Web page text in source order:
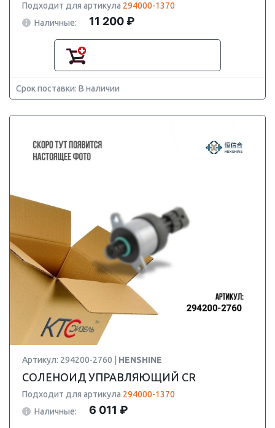
Подходит для артикула 294000-1370
Наличные:
11 200 ₽
Срок поставки: В наличии
Артикул: 294200-2760 | HENSHINE
СОЛЕНОИД УПРАВЛЯЮЩИЙ CR
Подходит для артикула 294000-1370
Наличные:
6 011 ₽